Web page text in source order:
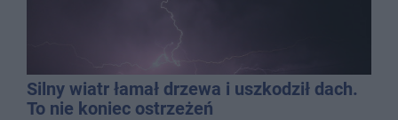
Silny wiatr łamał drzewa i uszkodził dach.
To nie koniec ostrzeżeń